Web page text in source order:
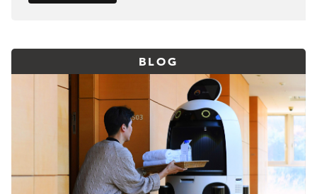
BLOG